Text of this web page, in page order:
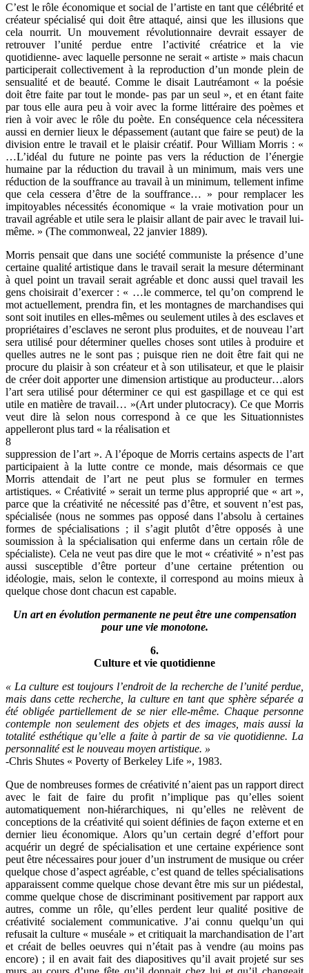
C’est le rôle économique et social de l’artiste en tant que célébrité et
créateur spécialisé qui doit être attaqué, ainsi que les illusions que
cela nourrit. Un mouvement révolutionnaire devrait essayer de
retrouver l’unité perdue entre l’activité créatrice et la vie
quotidienne- avec laquelle personne ne serait « artiste » mais chacun
participerait collectivement à la reproduction d’un monde plein de
sensualité et de beauté. Comme le disait Lautréamont « la poésie
doit être faite par tout le monde- pas par un seul », et en étant faite
par tous elle aura peu à voir avec la forme littéraire des poèmes et
rien à voir avec le rôle du poète. En conséquence cela nécessitera
aussi en dernier lieux le dépassement (autant que faire se peut) de la
division entre le travail et le plaisir créatif. Pour William Morris : «
…L’idéal du future ne pointe pas vers la réduction de l’énergie
humaine par la réduction du travail à un minimum, mais vers une
réduction de la souffrance au travail à un minimum, tellement infime
que cela cessera d’être de la souffrance… » pour remplacer les
impitoyables nécessités économique « la vraie motivation pour un
travail agréable et utile sera le plaisir allant de pair avec le travail lui-
même. » (The commonweal, 22 janvier 1889).
Morris pensait que dans une société communiste la présence d’une
certaine qualité artistique dans le travail serait la mesure déterminant
à quel point un travail serait agréable et donc aussi quel travail les
gens choisirait d’exercer : « …le commerce, tel qu’on comprend le
mot actuellement, prendra fin, et les montagnes de marchandises qui
sont soit inutiles en elles-mêmes ou seulement utiles à des esclaves et
propriétaires d’esclaves ne seront plus produites, et de nouveau l’art
sera utilisé pour déterminer quelles choses sont utiles à produire et
quelles autres ne le sont pas ; puisque rien ne doit être fait qui ne
procure du plaisir à son créateur et à son utilisateur, et que le plaisir
de créer doit apporter une dimension artistique au producteur…alors
l’art sera utilisé pour déterminer ce qui est gaspillage et ce qui est
utile en matière de travail… »(Art under plutocracy). Ce que Morris
veut dire là selon nous correspond à ce que les Situationnistes
appelleront plus tard « la réalisation et
8
suppression de l’art ». A l’époque de Morris certains aspects de l’art
participaient à la lutte contre ce monde, mais désormais ce que
Morris attendait de l’art ne peut plus se formuler en termes
artistiques. « Créativité » serait un terme plus approprié que « art »,
parce que la créativité ne nécessité pas d’être, et souvent n’est pas,
spécialisée (nous ne sommes pas opposé dans l’absolu à certaines
formes de spécialisations ; il s’agit plutôt d’être opposés à une
soumission à la spécialisation qui enferme dans un certain rôle de
spécialiste). Cela ne veut pas dire que le mot « créativité » n’est pas
aussi susceptible d’être porteur d’une certaine prétention ou
idéologie, mais, selon le contexte, il correspond au moins mieux à
quelque chose dont chacun est capable.
Un art en évolution permanente ne peut être une compensation
pour une vie monotone.
6.
Culture et vie quotidienne
« La culture est toujours l’endroit de la recherche de l’unité perdue,
mais dans cette recherche, la culture en tant que sphère séparée a
été obligée partiellement de se nier elle-même. Chaque personne
contemple non seulement des objets et des images, mais aussi la
totalité esthétique qu’elle a faite à partir de sa vie quotidienne. La
personnalité est le nouveau moyen artistique. »
-Chris Shutes « Poverty of Berkeley Life », 1983.
Que de nombreuses formes de créativité n’aient pas un rapport direct
avec le fait de faire du profit n’implique pas qu’elles soient
automatiquement non-hiérarchiques, ni qu’elles ne relèvent de
conceptions de la créativité qui soient définies de façon externe et en
dernier lieu économique. Alors qu’un certain degré d’effort pour
acquérir un degré de spécialisation et une certaine expérience sont
peut être nécessaires pour jouer d’un instrument de musique ou créer
quelque chose d’aspect agréable, c’est quand de telles spécialisations
apparaissent comme quelque chose devant être mis sur un piédestal,
comme quelque chose de discriminant positivement par rapport aux
autres, comme un rôle, qu’elles perdent leur qualité positive de
créativité socialement communicative. J’ai connu quelqu’un qui
refusait la culture « muséale » et critiquait la marchandisation de l’art
et créait de belles oeuvres qui n’était pas à vendre (au moins pas
encore) ; il en avait fait des diapositives qu’il avait projeté sur ses